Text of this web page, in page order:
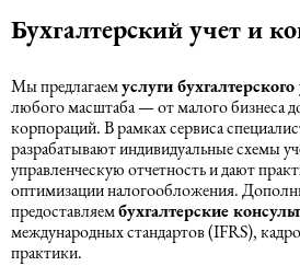
Бухгалтерский учет и
Мы предлагаемуслуги бухгалтерского
любого масштаба — от малого бизнеса
корпораций. В рамках сервиса
разрабатывают индивидуальные схемы
управленческую отчетность и дают
оптимизации налогообложения.
предоставляембухгалтерские
международных стандартов (IFRS),
практики.